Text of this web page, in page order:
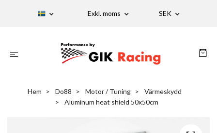
Exkl. moms SEK
Hem Do88 Motor / Tuning
Värmeskydd
Aluminum heat shield 50x50cm